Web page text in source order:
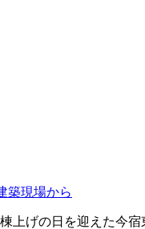
築現場から
上げの日を迎えた今